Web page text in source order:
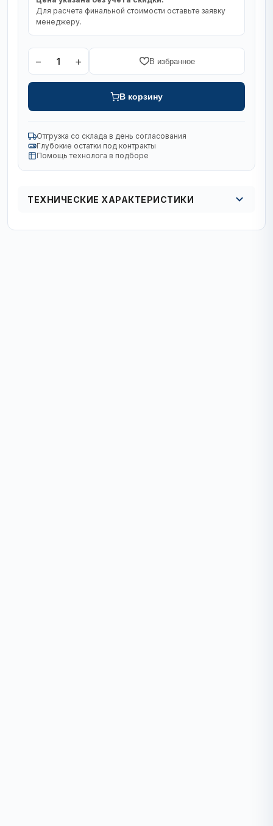
Для расчета финальной стоимости оставьте заявку
менеджеру.
− 1 + В избранное
В корзину
Отгрузка со склада в день согласования
Глубокие остатки под контракты
Помощь технолога в подборе
ТЕХНИЧЕСКИЕ ХАРАКТЕРИСТИКИ
Кол в упаковке